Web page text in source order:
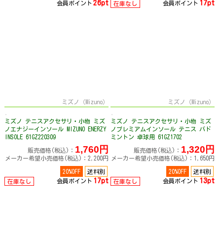
会員ポイント 26pt 在庫なし 会員ポイント 17pt
ミズノ（Mizuno）
ミズノ テニスアクセサリ・小物 ミズ
ノエナジーインソール MIZUNO ENERZY
INSOLE 61GZ220309
販売価格(税込)： 1,760円
メーカー希望小売価格(税込)：2,200円
20%OFF
送料別
在庫なし
会員ポイント 17pt
ミズノ（Mizuno）
ミズノ テニスアクセサリ・小物 ミズ
ノプレミアムインソール テニス バド
ミントン 卓球用 61GZ1702
販売価格(税込)： 1,320円
メーカー希望小売価格(税込)：1,650円
20%OFF
送料別
在庫なし
会員ポイント 13pt